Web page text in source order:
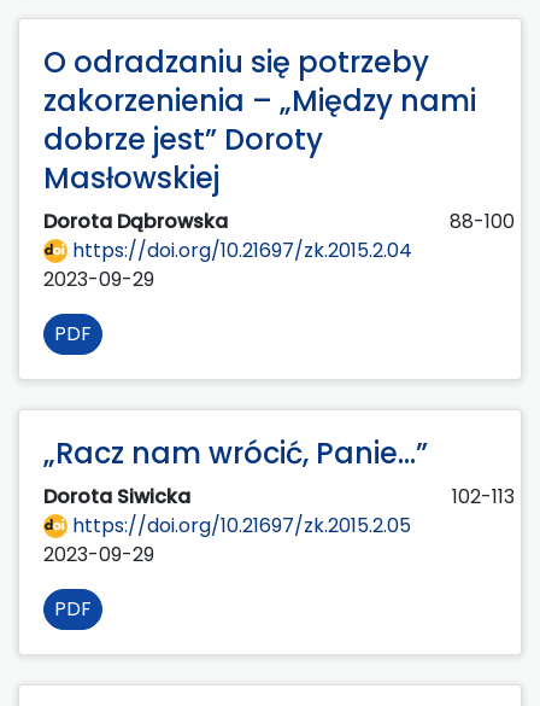
O odradzaniu się potrzeby
zakorzenienia – „Między nami
dobrze jest” Doroty
Masłowskiej
Dorota Dąbrowska
88-100
https://doi.org/10.21697/zk.2015.2.04
2023-09-29
PDF
„Racz nam wrócić, Panie...”
Dorota Siwicka
102-113
https://doi.org/10.21697/zk.2015.2.05
2023-09-29
PDF